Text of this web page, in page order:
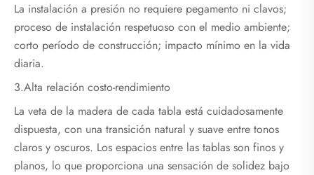
La instalación a presión no requiere pegamento ni clavos;
proceso de instalación respetuoso con el medio ambiente;
corto período de construcción; impacto mínimo en la vida
diaria.
3.Alta relación costo-rendimiento
La veta de la madera de cada tabla está cuidadosamente
dispuesta, con una transición natural y suave entre tonos
claros y oscuros. Los espacios entre las tablas son finos y
planos, lo que proporciona una sensación de solidez bajo